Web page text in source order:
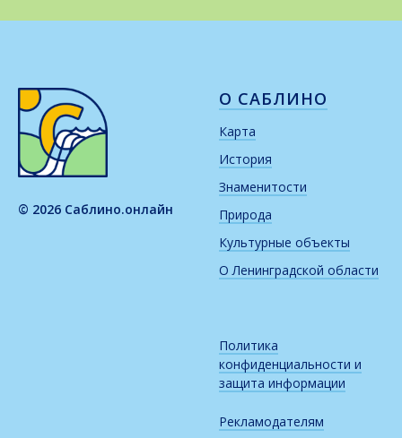
© 2026 Саблино.онлайн
О САБЛИНО
Карта
История
Знаменитости
Природа
Культурные объекты
О Ленинградской области
Политика
конфиденциальности и
защита информации
Рекламодателям